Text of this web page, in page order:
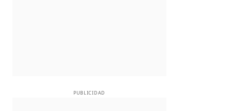
PUBLICIDAD